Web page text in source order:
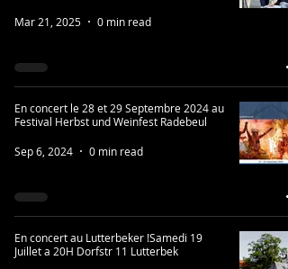
Mar 21, 2025 0 min read
En concert le 28 et 29 Septembre 2024 au
Festival Herbst und Weinfest Radebeul
Sep 6, 2024 0 min read
En concert au Lutterbeker !Samedi 19
Juillet a 20H Dorfstr 11 Lutterbek